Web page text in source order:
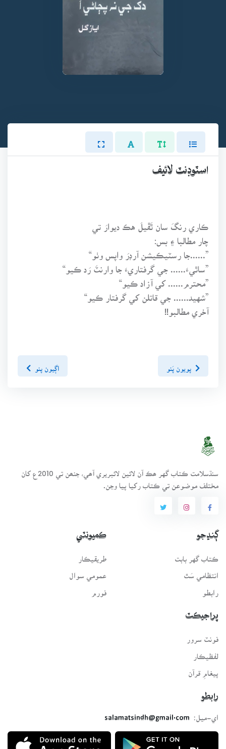
اسٽوڊنٽ لائيف
ڪاري رنگَ سان ٿَڦيلَ هڪ ديوارَ تي
چار مطالبا ۽ بس:
”......جا رسٽيڪيشن آرڊرَ واپس وٺو“
”ساٿيءَ...... جي گرفتاريءَ جا وارنٽَ رَد ڪيو“
”محترم...... کي آزاد ڪيو“
”شهيد...... جي قاتلن کي گرفتار ڪيو“
آخري مطالبو!!
اڳيون پنو
سنڌسلامت ڪتاب گهر ھڪ آن لائين لائبريري آھي، جنھن تي 2010ع کان
مختلف موضوعن تي ڪتاب رکيا پيا وڃن.
ڳنڍجو
ڪتاب گهر بابت
انتظامي سَٿ
رابطو
ڪميونٽي
طريقيڪار
عمومي سوال
فورم
پراجيڪٽ
فونٽ سرور
لفظيڪار
پيغامِ قرآن
رابطو
اي-ميل:
salamatsindh@gmail.com